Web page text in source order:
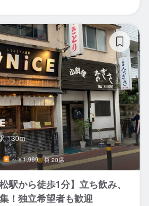
130m
～￥1,999 20席
駅から徒歩1分】立ち飲み、
！独立希望者も歓迎